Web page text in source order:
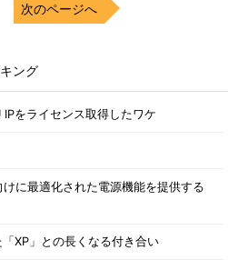
次のページへ
ング
をライセンス取得したワケ
に最適化された電源機能を提供する
XP」との長くなる付き合い